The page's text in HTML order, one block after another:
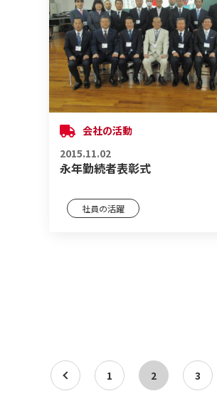
会社の活動
2015.11.02
永年勤続者表彰式
社員の活躍
a 1 2 3